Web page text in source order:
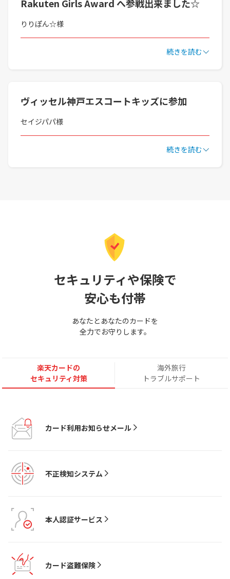
Rakuten Girls Award へ参戦出来ました☆
りりぽん☆様
続きを読む
ヴィッセル神戸エスコートキッズに参加
セイジパパ様
続きを読む
セキュリティや保険で
安心も付帯
あなたとあなたのカードを
全力でお守りします。
楽天カードの
セキュリティ対策
海外旅行
トラブルサポート
カード利用お知らせメール
不正検知システム
本人認証サービス
カード盗難保険